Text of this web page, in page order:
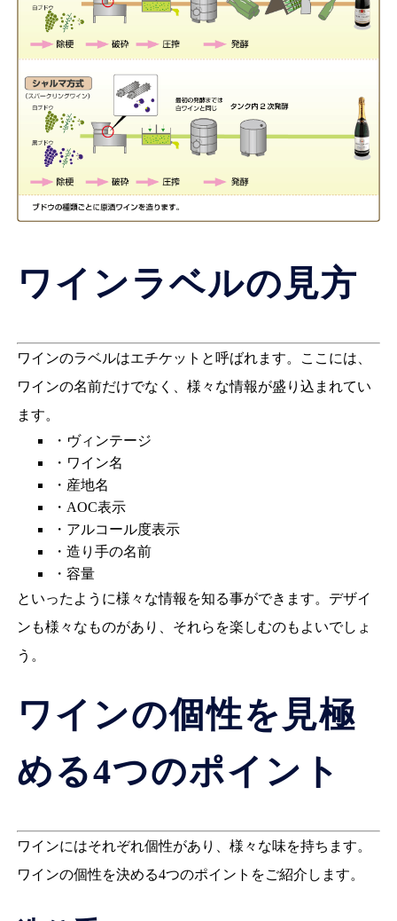
ワインラベルの見方
ワインのラベルはエチケットと呼ばれます。ここには、
ワインの名前だけでなく、様々な情報が盛り込まれてい
ます。
・ヴィンテージ
・ワイン名
・産地名
・AOC表示
・アルコール度表示
・造り手の名前
・容量
といったように様々な情報を知る事ができます。デザイ
ンも様々なものがあり、それらを楽しむのもよいでしょ
う。
ワインの個性を見極
める4つのポイント
ワインにはそれぞれ個性があり、様々な味を持ちます。
ワインの個性を決める4つのポイントをご紹介します。